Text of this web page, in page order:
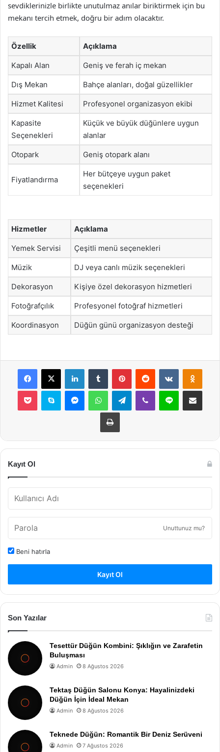
sevdiklerinizle birlikte unutulmaz anılar biriktirmek için bu
mekanı tercih etmek, doğru bir adım olacaktır.
Özellik Açıklama
Kapalı Alan Geniş ve ferah iç mekan
Dış Mekan Bahçe alanları, doğal güzellikler
Hizmet Kalitesi Profesyonel organizasyon ekibi
Kapasite
Seçenekleri
Küçük ve büyük düğünlere uygun
alanlar
Otopark Geniş otopark alanı
Fiyatlandırma
Her bütçeye uygun paket
seçenekleri
Hizmetler Açıklama
Yemek Servisi Çeşitli menü seçenekleri
Müzik DJ veya canlı müzik seçenekleri
Dekorasyon Kişiye özel dekorasyon hizmetleri
Fotoğrafçılık Profesyonel fotoğraf hizmetleri
Koordinasyon Düğün günü organizasyon desteği
Facebook
X LinkedInTumblr PinterestReddit VKontakte
Pocket Skype MessengerWhatsAppTelegramViber Line E-Posta ile
Yazdır
Kayıt Ol
Unuttunuz mu?
Beni hatırla
Kayıt Ol
Son Yazılar
Tesettür Düğün Kombini: Şıklığın ve Zarafetin
Buluşması
Admin 8 Ağustos 2026
Tektaş Düğün Salonu Konya: Hayalinizdeki
Düğün İçin İdeal Mekan
Admin 8 Ağustos 2026
Teknede Düğün: Romantik Bir Deniz Serüveni
Admin 7 Ağustos 2026